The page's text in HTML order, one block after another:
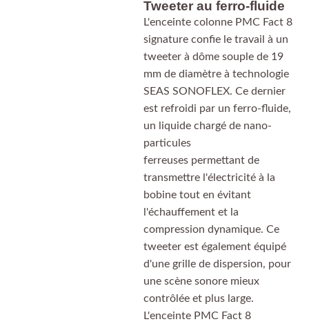
Tweeter au ferro-fluide
L'enceinte colonne PMC Fact 8
signature confie le travail à un
tweeter à dôme souple de 19
mm de diamètre à technologie
SEAS SONOFLEX. Ce dernier
est refroidi par un ferro-fluide,
un liquide chargé de nano-
particules
ferreuses permettant de
transmettre l'électricité à la
bobine tout en évitant
l'échauffement et la
compression dynamique. Ce
tweeter est également équipé
d'une grille de dispersion, pour
une scène sonore mieux
contrôlée et plus large.
L'enceinte PMC Fact 8